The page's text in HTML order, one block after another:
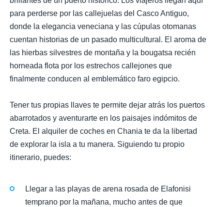
para perderse por las callejuelas del Casco Antiguo,
donde la elegancia veneciana y las cúpulas otomanas
cuentan historias de un pasado multicultural. El aroma de
las hierbas silvestres de montaña y la bougatsa recién
horneada flota por los estrechos callejones que
finalmente conducen al emblemático faro egipcio.
Tener tus propias llaves te permite dejar atrás los puertos
abarrotados y aventurarte en los paisajes indómitos de
Creta. El alquiler de coches en Chania te da la libertad
de explorar la isla a tu manera. Siguiendo tu propio
itinerario, puedes:
Llegar a las playas de arena rosada de Elafonisi
temprano por la mañana, mucho antes de que